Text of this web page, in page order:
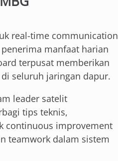
real-time communication
manfaat harian
terpusat memberikan
seluruh jaringan dapur.
leader satelit
tips teknis,
continuous improvement
teamwork dalam sistem